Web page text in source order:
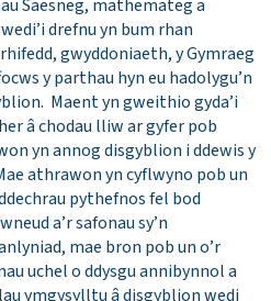
Saesneg, mathemateg a
drefnu yn bum rhan
gwyddoniaeth, y Gymraeg
y parthau hyn eu hadolygu’n
Maent yn gweithio gyda’i
â chodau lliw ar gyfer pob
yn annog disgyblion i ddewis y
athrawon yn cyflwyno pob un
pythefnos fel bod
a’r safonau sy’n
mae bron pob un o’r
uchel o ddysgu annibynnol a
ymgysylltu â disgyblion wedi